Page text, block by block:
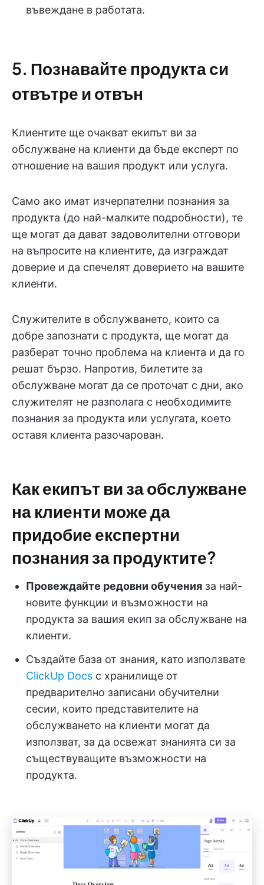
въвеждане в работата.
5. Познавайте продукта си
отвътре и отвън
Клиентите ще очакват екипът ви за
обслужване на клиенти да бъде експерт по
отношение на вашия продукт или услуга.
Само ако имат изчерпателни познания за
продукта (до най-малките подробности), те
ще могат да дават задоволителни отговори
на въпросите на клиентите, да изграждат
доверие и да спечелят доверието на вашите
клиенти.
Служителите в обслужването, които са
добре запознати с продукта, ще могат да
разберат точно проблема на клиента и да го
решат бързо. Напротив, билетите за
обслужване могат да се проточат с дни, ако
служителят не разполага с необходимите
познания за продукта или услугата, което
оставя клиента разочарован.
Как екипът ви за обслужване
на клиенти може да
придобие експертни
познания за продуктите?
Провеждайте редовни обучения за най-
новите функции и възможности на
продукта за вашия екип за обслужване на
клиенти.
Създайте база от знания, като използвате
ClickUp Docs с хранилище от
предварително записани обучителни
сесии, които представителите на
обслужването на клиенти могат да
използват, за да освежат знанията си за
съществуващите възможности на
продукта.